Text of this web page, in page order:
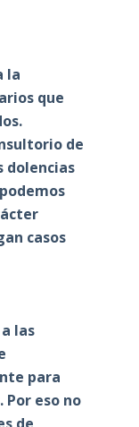
la
que
de
dolencias
casos
las
para
eso no